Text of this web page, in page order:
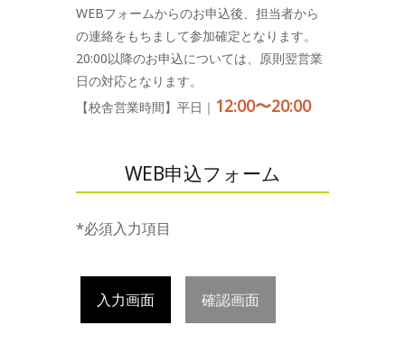
WEBフォームからのお申込後、担当者から
の連絡をもちまして参加確定となります。
20:00以降のお申込については、原則翌営業
日の対応となります。
【校舎営業時間】平日｜ 12:00〜20:00
WEB申込フォーム
*必須入力項目
入力画面 確認画面